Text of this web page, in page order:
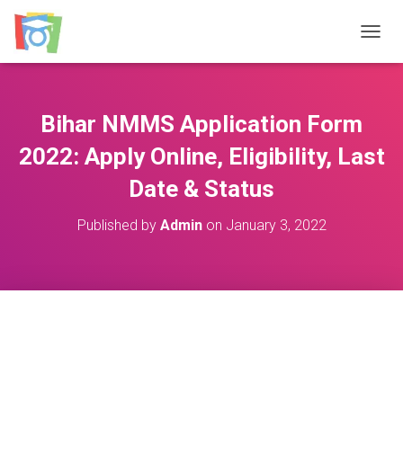
Bihar NMMS Application Form
2022: Apply Online, Eligibility, Last
Date & Status
Published by Adminon January 3, 2022